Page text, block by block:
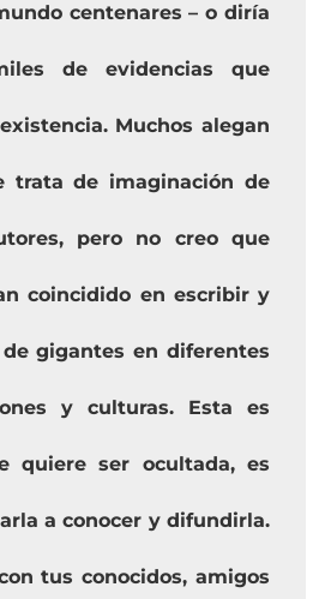
centenares – o diría
de evidencias que
Muchos alegan
trata de imaginación de
pero no creo que
coincidido en escribir y
de gigantes en diferentes
y culturas. Esta es
quiere ser ocultada, es
a conocer y difundirla.
tus conocidos, amigos